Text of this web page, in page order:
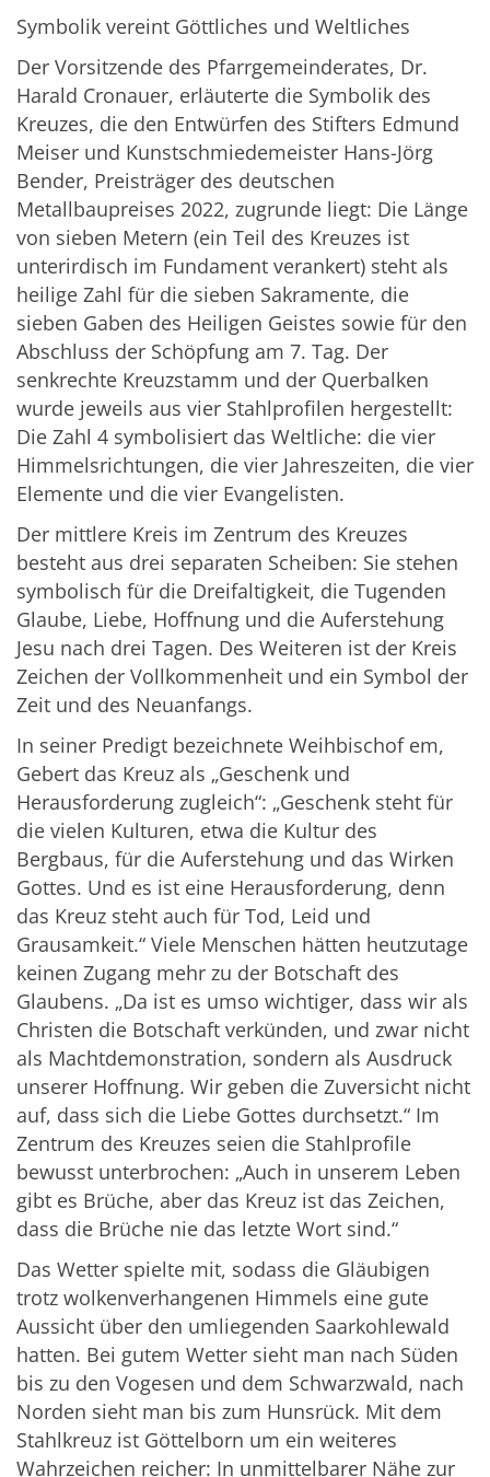
Symbolik vereint Göttliches und Weltliches
Der Vorsitzende des Pfarrgemeinderates, Dr.
Harald Cronauer, erläuterte die Symbolik des
Kreuzes, die den Entwürfen des Stifters Edmund
Meiser und Kunstschmiedemeister Hans-Jörg
Bender, Preisträger des deutschen
Metallbaupreises 2022, zugrunde liegt: Die Länge
von sieben Metern (ein Teil des Kreuzes ist
unterirdisch im Fundament verankert) steht als
heilige Zahl für die sieben Sakramente, die
sieben Gaben des Heiligen Geistes sowie für den
Abschluss der Schöpfung am 7. Tag. Der
senkrechte Kreuzstamm und der Querbalken
wurde jeweils aus vier Stahlprofilen hergestellt:
Die Zahl 4 symbolisiert das Weltliche: die vier
Himmelsrichtungen, die vier Jahreszeiten, die vier
Elemente und die vier Evangelisten.
Der mittlere Kreis im Zentrum des Kreuzes
besteht aus drei separaten Scheiben: Sie stehen
symbolisch für die Dreifaltigkeit, die Tugenden
Glaube, Liebe, Hoffnung und die Auferstehung
Jesu nach drei Tagen. Des Weiteren ist der Kreis
Zeichen der Vollkommenheit und ein Symbol der
Zeit und des Neuanfangs.
In seiner Predigt bezeichnete Weihbischof em,
Gebert das Kreuz als „Geschenk und
Herausforderung zugleich“: „Geschenk steht für
die vielen Kulturen, etwa die Kultur des
Bergbaus, für die Auferstehung und das Wirken
Gottes. Und es ist eine Herausforderung, denn
das Kreuz steht auch für Tod, Leid und
Grausamkeit.“ Viele Menschen hätten heutzutage
keinen Zugang mehr zu der Botschaft des
Glaubens. „Da ist es umso wichtiger, dass wir als
Christen die Botschaft verkünden, und zwar nicht
als Machtdemonstration, sondern als Ausdruck
unserer Hoffnung. Wir geben die Zuversicht nicht
auf, dass sich die Liebe Gottes durchsetzt.“ Im
Zentrum des Kreuzes seien die Stahlprofile
bewusst unterbrochen: „Auch in unserem Leben
gibt es Brüche, aber das Kreuz ist das Zeichen,
dass die Brüche nie das letzte Wort sind.“
Das Wetter spielte mit, sodass die Gläubigen
trotz wolkenverhangenen Himmels eine gute
Aussicht über den umliegenden Saarkohlewald
hatten. Bei gutem Wetter sieht man nach Süden
bis zu den Vogesen und dem Schwarzwald, nach
Norden sieht man bis zum Hunsrück. Mit dem
Stahlkreuz ist Göttelborn um ein weiteres
Wahrzeichen reicher: In unmittelbarer Nähe zur